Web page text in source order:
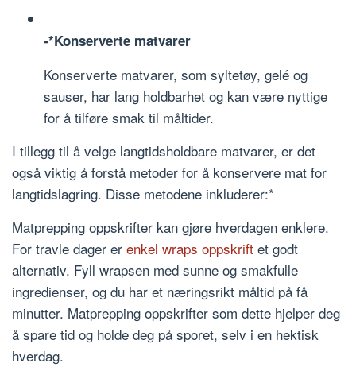
-*Konserverte matvarer
Konserverte matvarer, som syltetøy, gelé og
sauser, har lang holdbarhet og kan være nyttige
for å tilføre smak til måltider.
I tillegg til å velge langtidsholdbare matvarer, er det
også viktig å forstå metoder for å konservere mat for
langtidslagring. Disse metodene inkluderer:*
Matprepping oppskrifter kan gjøre hverdagen enklere.
For travle dager er enkel wraps oppskrift et godt
alternativ. Fyll wrapsen med sunne og smakfulle
ingredienser, og du har et næringsrikt måltid på få
minutter. Matprepping oppskrifter som dette hjelper deg
å spare tid og holde deg på sporet, selv i en hektisk
hverdag.